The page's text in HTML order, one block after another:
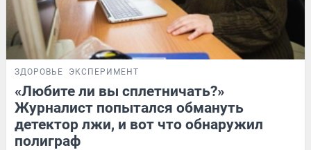
ЗДОРОВЬЕ ЭКСПЕРИМЕНТ
«Любите ли вы сплетничать?»
Журналист попытался обмануть
детектор лжи, и вот что обнаружил
полиграф